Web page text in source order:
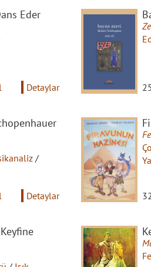
Eder
Detaylar
/
Detaylar